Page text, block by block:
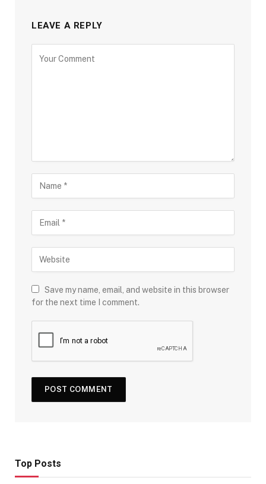
LEAVE A REPLY
Save my name, email, and website in this browser
for the next time I comment.
Top Posts